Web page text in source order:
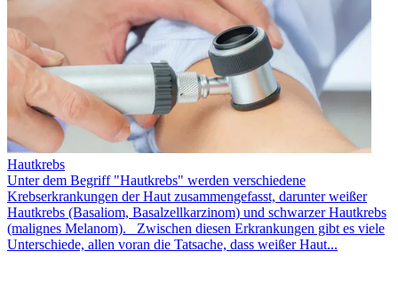
Hautkrebs
Unter dem Begriff "Hautkrebs" werden verschiedene
Krebserkrankungen der Haut zusammengefasst, darunter weißer
Hautkrebs (Basaliom, Basalzellkarzinom) und schwarzer Hautkrebs
(malignes Melanom). Zwischen diesen Erkrankungen gibt es viele
Unterschiede, allen voran die Tatsache, dass weißer Haut...